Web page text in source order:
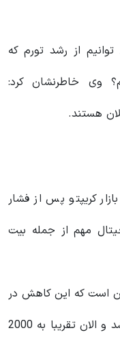
از رشد تورم که
وی خاطرنشان کرد:
هستند.
کریپتو پس از فشار
مهم از جمله بیت
است که این کاهش در
زمانی اتفاق می‌افتد که طلا بالا رفته باشد و الان تقریبا به 2000